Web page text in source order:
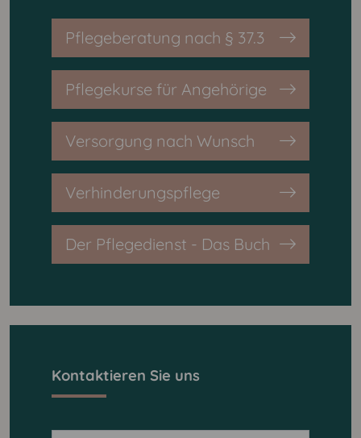
Pflegeberatung nach § 37.3
Pflegekurse für Angehörige
Versorgung nach Wunsch
Verhinderungspflege
Der Pflegedienst - Das Buch
Kontaktieren Sie uns